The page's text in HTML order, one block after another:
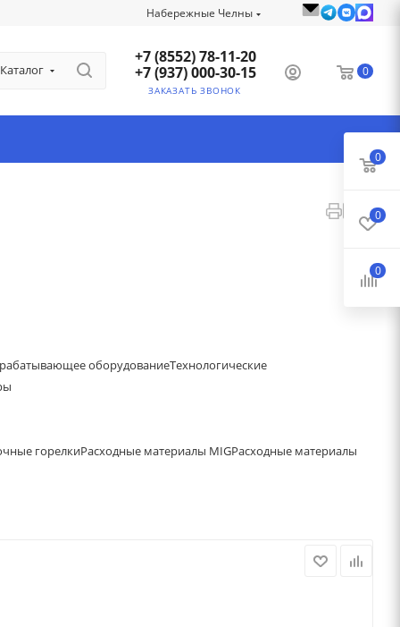
Набережные Челны
Каталог
+7 (8552) 78-11-20
+7 (937) 000-30-15
ЗАКАЗАТЬ ЗВОНОК
0
оборудованиеТехнологические
горелкиРасходные материалы MIGРасходные материалы
0
0
0